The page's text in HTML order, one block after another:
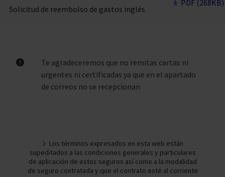
Solicitud de reembolso de gastos inglés
PDF (268KB)
Te agradeceremos que no remitas cartas ni
urgentes ni certificadas ya que en el apartado
de correos no se recepcionan
Los términos expresados en esta web están
supeditados a las condiciones generales y particulares
de aplicación de estos seguros así como a la modalidad
de seguro contratada y que el contrato esté al corriente